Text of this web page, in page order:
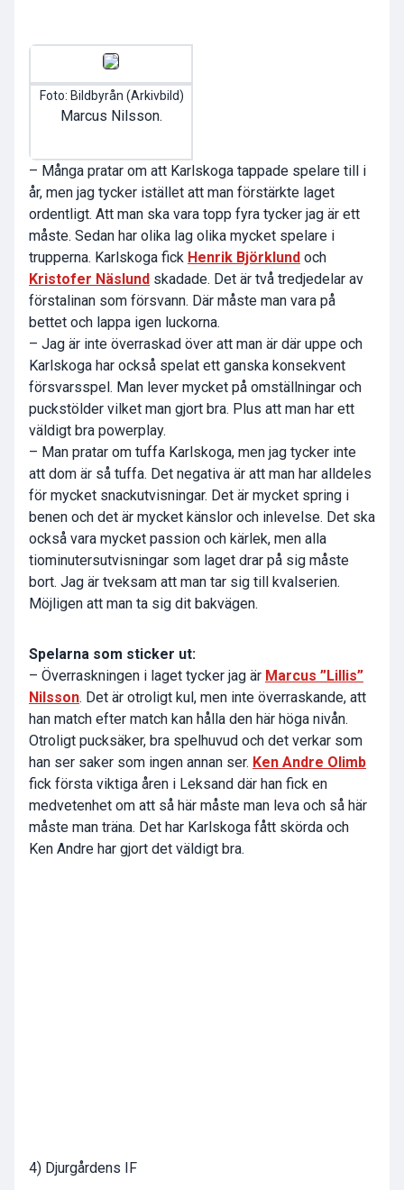
Foto: Bildbyrån (Arkivbild)
Marcus Nilsson.
– Många pratar om att Karlskoga tappade spelare till i
år, men jag tycker istället att man förstärkte laget
ordentligt. Att man ska vara topp fyra tycker jag är ett
måste. Sedan har olika lag olika mycket spelare i
trupperna. Karlskoga fick Henrik Björklund och
Kristofer Näslund skadade. Det är två tredjedelar av
förstalinan som försvann. Där måste man vara på
bettet och lappa igen luckorna.
– Jag är inte överraskad över att man är där uppe och
Karlskoga har också spelat ett ganska konsekvent
försvarsspel. Man lever mycket på omställningar och
puckstölder vilket man gjort bra. Plus att man har ett
väldigt bra powerplay.
– Man pratar om tuffa Karlskoga, men jag tycker inte
att dom är så tuffa. Det negativa är att man har alldeles
för mycket snackutvisningar. Det är mycket spring i
benen och det är mycket känslor och inlevelse. Det ska
också vara mycket passion och kärlek, men alla
tiominutersutvisningar som laget drar på sig måste
bort. Jag är tveksam att man tar sig till kvalserien.
Möjligen att man ta sig dit bakvägen.
Spelarna som sticker ut:
– Överraskningen i laget tycker jag är Marcus ”Lillis”
Nilsson. Det är otroligt kul, men inte överraskande, att
han match efter match kan hålla den här höga nivån.
Otroligt pucksäker, bra spelhuvud och det verkar som
han ser saker som ingen annan ser. Ken Andre Olimb
fick första viktiga åren i Leksand där han fick en
medvetenhet om att så här måste man leva och så här
måste man träna. Det har Karlskoga fått skörda och
Ken Andre har gjort det väldigt bra.
4) Djurgårdens IF